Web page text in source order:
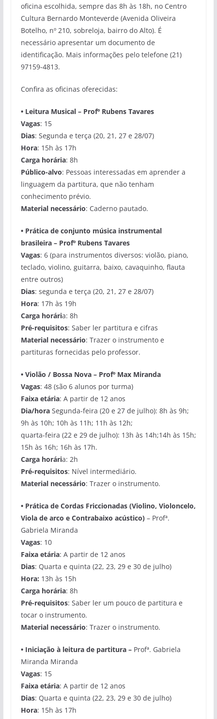
oficina escolhida, sempre das 8h às 18h, no Centro
Cultura Bernardo Monteverde (Avenida Oliveira
Botelho, nº 210, sobreloja, bairro do Alto). É
necessário apresentar um documento de
identificação. Mais informações pelo telefone (21)
97159-4813.
Confira as oficinas oferecidas:
• Leitura Musical – Profº Rubens Tavares
Vagas: 15
Dias: Segunda e terça (20, 21, 27 e 28/07)
Hora: 15h às 17h
Carga horária: 8h
Público-alvo: Pessoas interessadas em aprender a
linguagem da partitura, que não tenham
conhecimento prévio.
Material necessário: Caderno pautado.
• Prática de conjunto música instrumental
brasileira – Profº Rubens Tavares
Vagas: 6 (para instrumentos diversos: violão, piano,
teclado, violino, guitarra, baixo, cavaquinho, flauta
entre outros)
Dias: segunda e terça (20, 21, 27 e 28/07)
Hora: 17h às 19h
Carga horária: 8h
Pré-requisitos: Saber ler partitura e cifras
Material necessário: Trazer o instrumento e
partituras fornecidas pelo professor.
• Violão / Bossa Nova – Profº Max Miranda
Vagas: 48 (são 6 alunos por turma)
Faixa etária: A partir de 12 anos
Dia/horaSegunda-feira (20 e 27 de julho): 8h às 9h;
9h às 10h; 10h às 11h; 11h às 12h;
quarta-feira (22 e 29 de julho): 13h às 14h;14h às 15h;
15h às 16h; 16h às 17h.
Carga horária: 2h
Pré-requisitos: Nível intermediário.
Material necessário: Trazer o instrumento.
• Prática de Cordas Friccionadas (Violino, Violoncelo,
Viola de arco e Contrabaixo acústico)– Profª.
Gabriela Miranda
Vagas: 10
Faixa etária: A partir de 12 anos
Dias: Quarta e quinta (22, 23, 29 e 30 de julho)
Hora: 13h às 15h
Carga horária: 8h
Pré-requisitos: Saber ler um pouco de partitura e
tocar o instrumento.
Material necessário: Trazer o instrumento.
• Iniciação à leitura de partitura – Profª. Gabriela
Miranda Miranda
Vagas: 15
Faixa etária: A partir de 12 anos
Dias: Quarta e quinta (22, 23, 29 e 30 de julho)
Hora: 15h às 17h